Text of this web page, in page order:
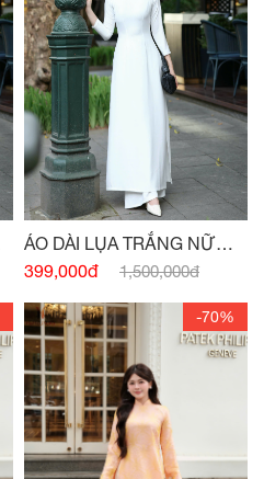
ÁO DÀI LỤA TRẮNG NỮ
SINH
399,000đ 1,500,000đ
-70%